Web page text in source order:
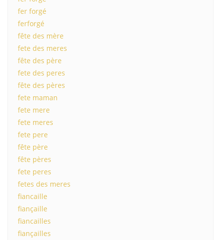
fer forgé
ferforgé
fête des mère
fete des meres
fête des père
fete des peres
fête des pères
fete maman
fete mere
fete meres
fete pere
fête père
fête pères
fete peres
fetes des meres
fiancaille
fiançaille
fiancailles
fiançailles